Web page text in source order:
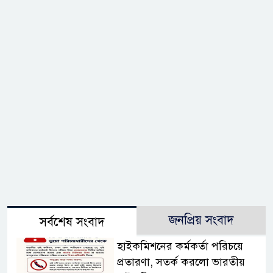
সর্বশেষ সংবাদ জনপ্রিয় সংবাদ
হাইকমিশনের কর্মকর্তা পরিচয়ে
প্রতারণা, সতর্ক করলো ভারতীয়